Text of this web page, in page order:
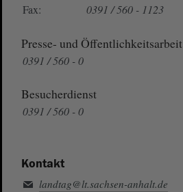
Fax:
0391 / 560 - 1123
Presse- und Öffentlichkeitsarbeit
0391 / 560 - 0
Besucherdienst
0391 / 560 - 0
Kontakt
landtag@lt.sachsen-anhalt.de